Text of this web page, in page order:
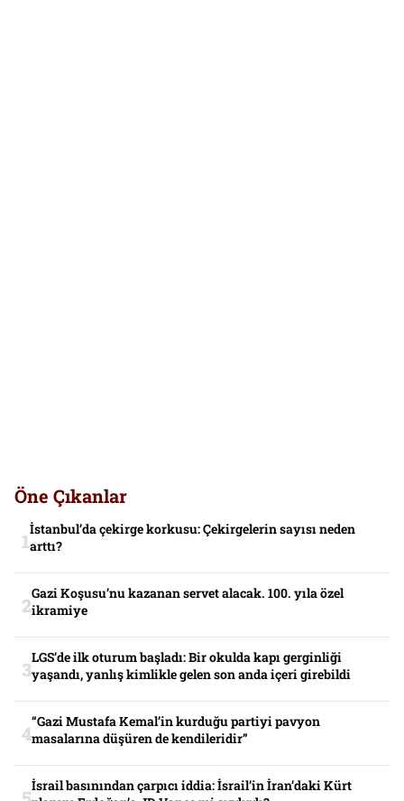
Öne Çıkanlar
İstanbul’da çekirge korkusu: Çekirgelerin sayısı neden
arttı?
Gazi Koşusu’nu kazanan servet alacak. 100. yıla özel
ikramiye
LGS’de ilk oturum başladı: Bir okulda kapı gerginliği
yaşandı, yanlış kimlikle gelen son anda içeri girebildi
“Gazi Mustafa Kemal’in kurduğu partiyi pavyon
masalarına düşüren de kendileridir”
İsrail basınından çarpıcı iddia: İsrail’in İran’daki Kürt